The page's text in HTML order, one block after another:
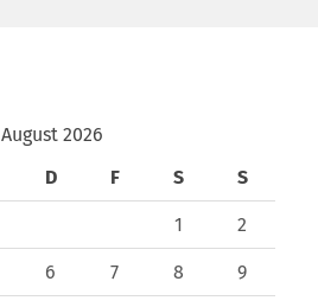
August 2026
D F S S
1 2
6 7 8 9